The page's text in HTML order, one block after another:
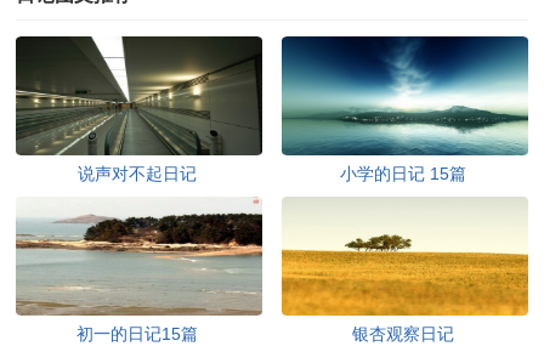
说声对不起日记 小学的日记 15篇
初一的日记15篇 银杏观察日记